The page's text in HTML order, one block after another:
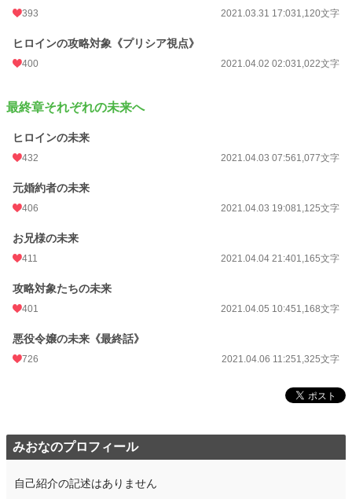
393 2021.03.31 17:031,120文字
ヒロインの攻略対象《プリシア視点》
400 2021.04.02 02:031,022文字
最終章それぞれの未来へ
ヒロインの未来
432 2021.04.03 07:561,077文字
元婚約者の未来
406 2021.04.03 19:081,125文字
お兄様の未来
411 2021.04.04 21:401,165文字
攻略対象たちの未来
401 2021.04.05 10:451,168文字
悪役令嬢の未来《最終話》
726 2021.04.06 11:251,325文字
みおなのプロフィール
自己紹介の記述はありません